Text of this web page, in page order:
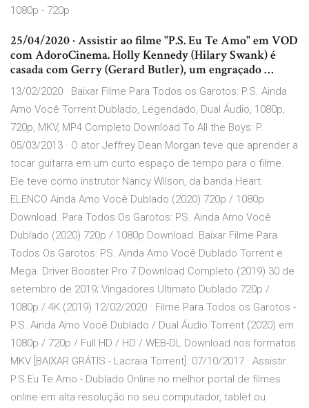
1080p - 720p
25/04/2020 · Assistir ao filme "P.S. Eu Te Amo" em VOD
com AdoroCinema. Holly Kennedy (Hilary Swank) é
casada com Gerry (Gerard Butler), um engraçado …
13/02/2020 · Baixar Filme Para Todos os Garotos: P.S. Ainda
Amo Você Torrent Dublado, Legendado, Dual Áudio, 1080p,
720p, MKV, MP4 Completo Download To All the Boys: P.
05/03/2013 · O ator Jeffrey Dean Morgan teve que aprender a
tocar guitarra em um curto espaço de tempo para o filme.
Ele teve como instrutor Nancy Wilson, da banda Heart.
ELENCO Ainda Amo Você Dublado (2020) 720p / 1080p
Download. Para Todos Os Garotos: PS. Ainda Amo Você
Dublado (2020) 720p / 1080p Download. Baixar Filme Para
Todos Os Garotos: PS. Ainda Amo Você Dublado Torrent e
Mega. Driver Booster Pro 7 Download Completo (2019) 30 de
setembro de 2019; Vingadores Ultimato Dublado 720p /
1080p / 4K (2019) 12/02/2020 · Filme Para Todos os Garotos -
P.S. Ainda Amo Você Dublado / Dual Áudio Torrent (2020) em
1080p / 720p / Full HD / HD / WEB-DL Download nos formatos
MKV [BAIXAR GRÁTIS - Lacraia Torrent]. 07/10/2017 · Assistir
P.S Eu Te Amo - Dublado Online no melhor portal de filmes
online em alta resolução no seu computador, tablet ou